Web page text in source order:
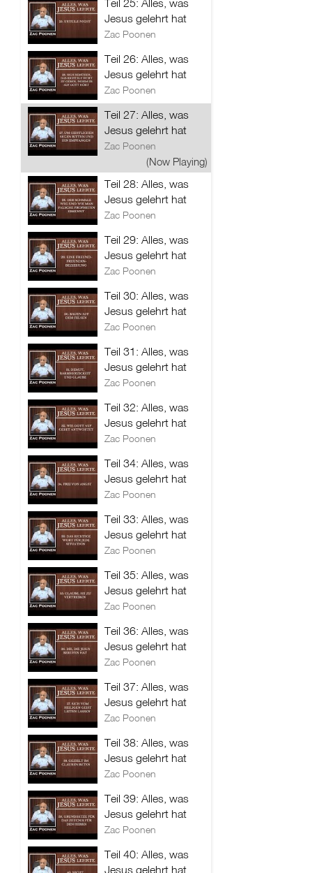
Teil 25: Alles, was
Jesus gelehrt hat
Zac Poonen
Teil 26: Alles, was
Jesus gelehrt hat
Zac Poonen
Teil 27: Alles, was
Jesus gelehrt hat
Zac Poonen
(Now Playing)
Teil 28: Alles, was
Jesus gelehrt hat
Zac Poonen
Teil 29: Alles, was
Jesus gelehrt hat
Zac Poonen
Teil 30: Alles, was
Jesus gelehrt hat
Zac Poonen
Teil 31: Alles, was
Jesus gelehrt hat
Zac Poonen
Teil 32: Alles, was
Jesus gelehrt hat
Zac Poonen
Teil 34: Alles, was
Jesus gelehrt hat
Zac Poonen
Teil 33: Alles, was
Jesus gelehrt hat
Zac Poonen
Teil 35: Alles, was
Jesus gelehrt hat
Zac Poonen
Teil 36: Alles, was
Jesus gelehrt hat
Zac Poonen
Teil 37: Alles, was
Jesus gelehrt hat
Zac Poonen
Teil 38: Alles, was
Jesus gelehrt hat
Zac Poonen
Teil 39: Alles, was
Jesus gelehrt hat
Zac Poonen
Teil 40: Alles, was
Jesus gelehrt hat